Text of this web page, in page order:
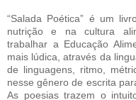
“Salada Poética” é um
nutrição e na cultura
trabalhar a Educação
mais lúdica, através da
de linguagens, ritmo,
nesse gênero de escrita
As poesias trazem o